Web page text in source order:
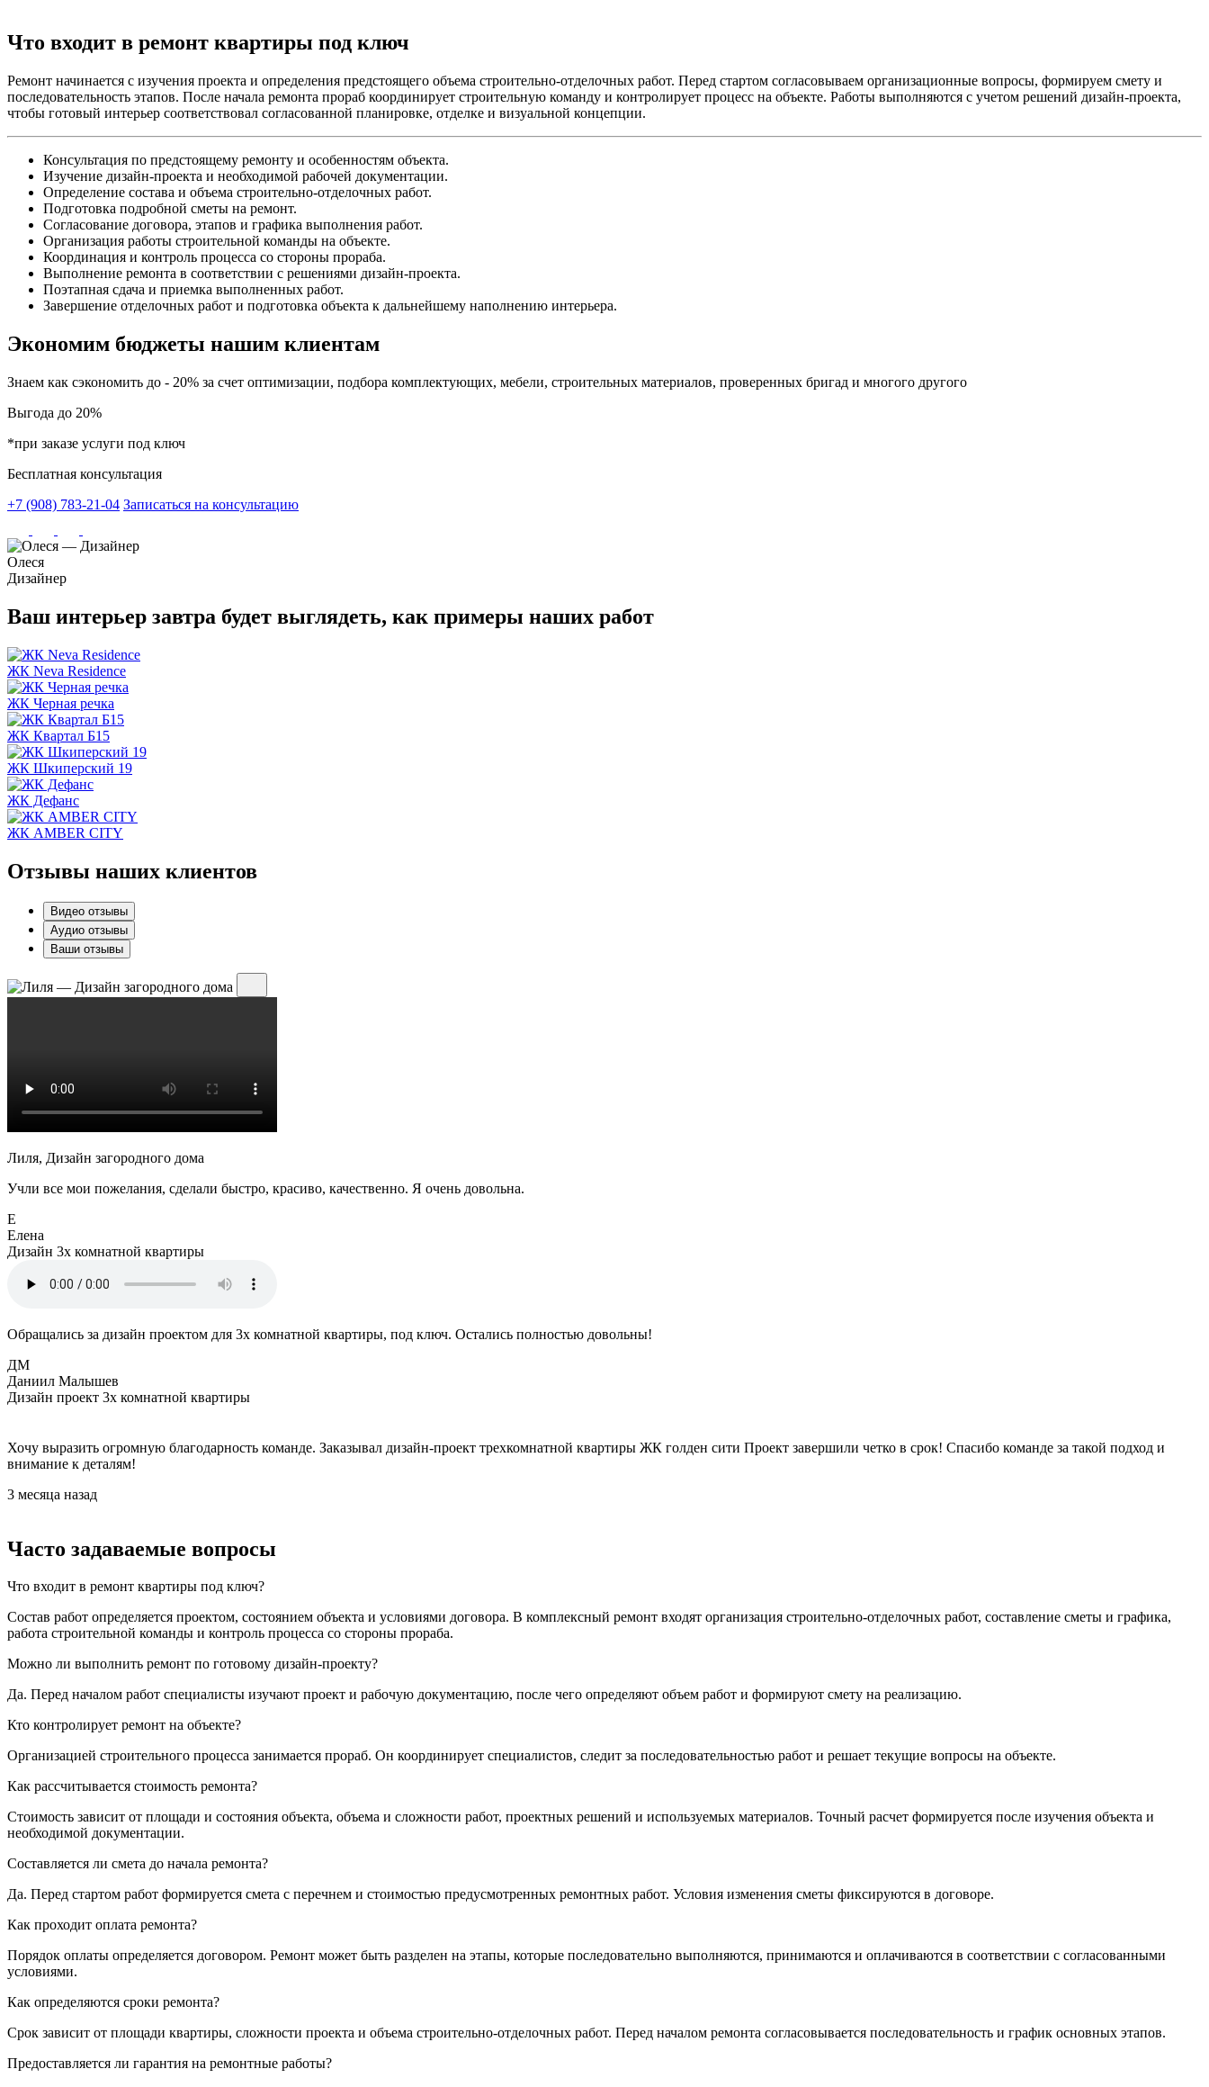
Что входит в ремонт квартиры под ключ
Ремонт начинается с изучения проекта и определения предстоящего объема строительно-отделочных работ. Перед стартом согласовываем организационные вопросы, формируем смету и
последовательность этапов. После начала ремонта прораб координирует строительную команду и контролирует процесс на объекте. Работы выполняются с учетом решений дизайн-проекта,
чтобы готовый интерьер соответствовал согласованной планировке, отделке и визуальной концепции.
Консультация по предстоящему ремонту и особенностям объекта.
Изучение дизайн-проекта и необходимой рабочей документации.
Определение состава и объема строительно-отделочных работ.
Подготовка подробной сметы на ремонт.
Согласование договора, этапов и графика выполнения работ.
Организация работы строительной команды на объекте.
Координация и контроль процесса со стороны прораба.
Выполнение ремонта в соответствии с решениями дизайн-проекта.
Поэтапная сдача и приемка выполненных работ.
Завершение отделочных работ и подготовка объекта к дальнейшему наполнению интерьера.
Экономим бюджеты нашим клиентам
Знаем как сэкономить до - 20% за счет оптимизации, подбора комплектующих, мебели, строительных материалов, проверенных бригад и многого другого
Выгода до 20%
*при заказе услуги под ключ
Бесплатная консультация
+7 (908) 783-21-04 Записаться на консультацию
Олеся
Дизайнер
Ваш интерьер завтра будет выглядеть, как примеры наших работ
ЖК Neva Residence
ЖК Черная речка
ЖК Квартал Б15
ЖК Шкиперский 19
ЖК Дефанс
ЖК AMBER CITY
Отзывы наших клиентов
Видео отзывы
Аудио отзывы
Ваши отзывы
Лиля, Дизайн загородного дома
Учли все мои пожелания, сделали быстро, красиво, качественно. Я очень довольна.
Е
Елена
Дизайн 3х комнатной квартиры
Обращались за дизайн проектом для 3х комнатной квартиры, под ключ. Остались полностью довольны!
ДМ
Даниил Малышев
Дизайн проект 3х комнатной квартиры
Хочу выразить огромную благодарность команде. Заказывал дизайн-проект трехкомнатной квартиры ЖК голден сити Проект завершили четко в срок! Спасибо команде за такой подход и
внимание к деталям!
3 месяца назад
Часто задаваемые вопросы
Что входит в ремонт квартиры под ключ?
Состав работ определяется проектом, состоянием объекта и условиями договора. В комплексный ремонт входят организация строительно-отделочных работ, составление сметы и графика,
работа строительной команды и контроль процесса со стороны прораба.
Можно ли выполнить ремонт по готовому дизайн-проекту?
Да. Перед началом работ специалисты изучают проект и рабочую документацию, после чего определяют объем работ и формируют смету на реализацию.
Кто контролирует ремонт на объекте?
Организацией строительного процесса занимается прораб. Он координирует специалистов, следит за последовательностью работ и решает текущие вопросы на объекте.
Как рассчитывается стоимость ремонта?
Стоимость зависит от площади и состояния объекта, объема и сложности работ, проектных решений и используемых материалов. Точный расчет формируется после изучения объекта и
необходимой документации.
Составляется ли смета до начала ремонта?
Да. Перед стартом работ формируется смета с перечнем и стоимостью предусмотренных ремонтных работ. Условия изменения сметы фиксируются в договоре.
Как проходит оплата ремонта?
Порядок оплаты определяется договором. Ремонт может быть разделен на этапы, которые последовательно выполняются, принимаются и оплачиваются в соответствии с согласованными
условиями.
Как определяются сроки ремонта?
Срок зависит от площади квартиры, сложности проекта и объема строительно-отделочных работ. Перед началом ремонта согласовывается последовательность и график основных этапов.
Предоставляется ли гарантия на ремонтные работы?